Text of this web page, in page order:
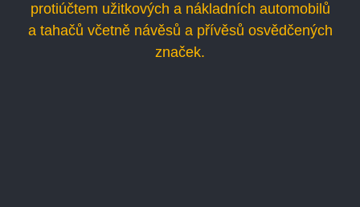
protiúčtem užitkových a nákladních automobilů
a tahačů včetně návěsů a přívěsů osvědčených
značek.